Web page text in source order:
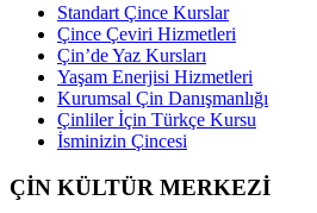
Standart Çince Kurslar
Çince Çeviri Hizmetleri
Çin’de Yaz Kursları
Yaşam Enerjisi Hizmetleri
Kurumsal Çin Danışmanlığı
Çinliler İçin Türkçe Kursu
İsminizin Çincesi
ÇİN KÜLTÜR MERKEZİ